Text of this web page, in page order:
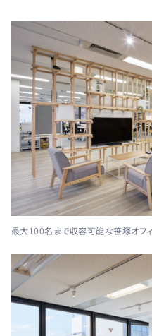
最大100名まで収容可能な笹塚オフ